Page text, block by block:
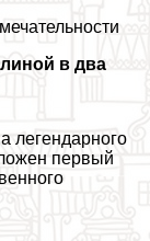
в два
легендарного
первый